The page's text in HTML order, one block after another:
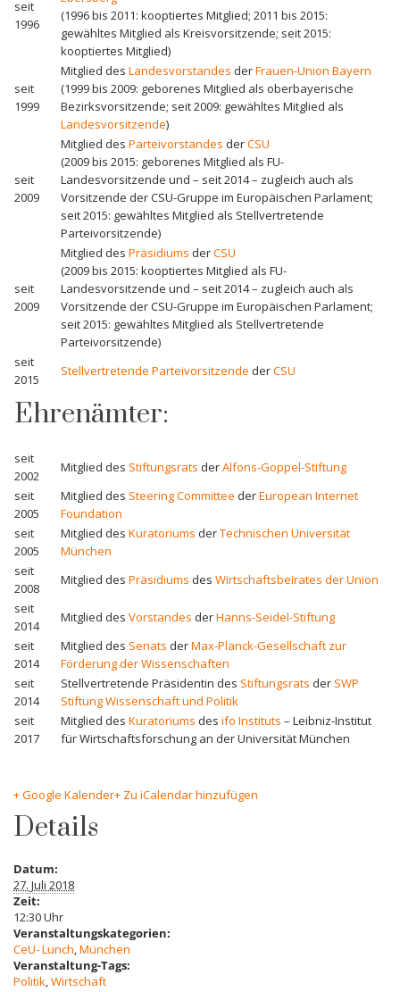
seit
1996
(1996 bis 2011: kooptiertes Mitglied; 2011 bis 2015:
gewähltes Mitglied als Kreisvorsitzende; seit 2015:
kooptiertes Mitglied)
seit
1999
Mitglied des Landesvorstandes derFrauen-Union Bayern
(1999 bis 2009: geborenes Mitglied als oberbayerische
Bezirksvorsitzende; seit 2009: gewähltes Mitglied als
Landesvorsitzende)
seit
2009
Mitglied des Parteivorstandes derCSU
(2009 bis 2015: geborenes Mitglied als FU-
Landesvorsitzende und – seit 2014 – zugleich auch als
Vorsitzende der CSU-Gruppe im Europäischen Parlament;
seit 2015: gewähltes Mitglied als Stellvertretende
Parteivorsitzende)
seit
2009
Mitglied des Präsidiums derCSU
(2009 bis 2015: kooptiertes Mitglied als FU-
Landesvorsitzende und – seit 2014 – zugleich auch als
Vorsitzende der CSU-Gruppe im Europäischen Parlament;
seit 2015: gewähltes Mitglied als Stellvertretende
Parteivorsitzende)
seit
2015
Stellvertretende Parteivorsitzende derCSU
Ehrenämter:
seit
2002
Mitglied des Stiftungsrats derAlfons-Goppel-Stiftung
seit
2005
Mitglied des Steering Committee derEuropean Internet
Foundation
seit
2005
Mitglied des Kuratoriums derTechnischen Universität
München
seit
2008
Mitglied des Präsidiums des Wirtschaftsbeirates der Union
seit
2014
Mitglied des Vorstandes derHanns-Seidel-Stiftung
seit
2014
Mitglied des Senats derMax-Planck-Gesellschaft zur
Förderung der Wissenschaften
seit
2014
Stellvertretende Präsidentin des Stiftungsrats der SWP
Stiftung Wissenschaft und Politik
seit
2017
Mitglied des Kuratoriums des ifo Instituts – Leibniz-Institut
für Wirtschaftsforschung an der Universität München
+ Google Kalender+ Zu iCalendar hinzufügen
Details
Datum:
27. Juli 2018
Zeit:
12:30 Uhr
Veranstaltungskategorien:
CeU- Lunch,München
Veranstaltung-Tags:
Politik,Wirtschaft